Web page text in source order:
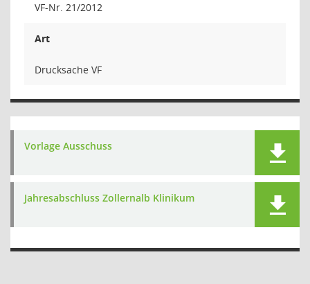
VF-Nr. 21/2012
Art
Drucksache VF
Vorlage Ausschuss
Jahresabschluss Zollernalb Klinikum